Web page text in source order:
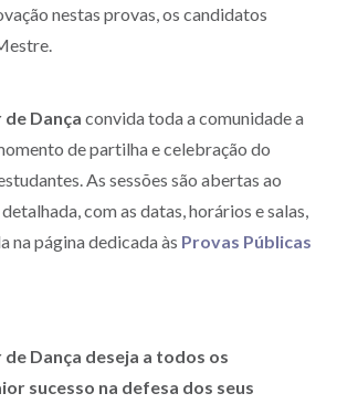
nestas provas, os candidatos
Dança convida toda a comunidade a
de partilha e celebração do
As sessões são abertas ao
com as datas, horários e salas,
na página dedicada às Provas Públicas
Dança deseja a todos os
sucesso na defesa dos seus